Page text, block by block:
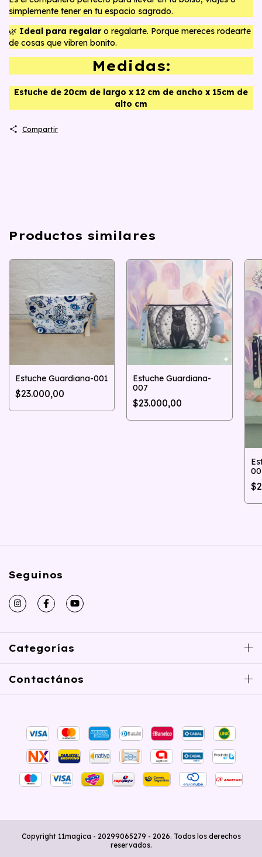
simplemente tener en tu espacio sagrado.
🌿 Ideal para regalaro regalarte. Porque mereces rodearte
de cosas que vibren bonito.
Medidas:
Estuche de 20cm de largo x 12 cm de ancho x 15cm de
alto cm
Compartir
Productos similares
Estuche Guardiana-001
$23.000,00
Estuche Guardiana-
007
$23.000,00
Seguinos
Categorías
Contactános
Copyright 11magica - 20299065279 - 2026. Todos los derechos
reservados.